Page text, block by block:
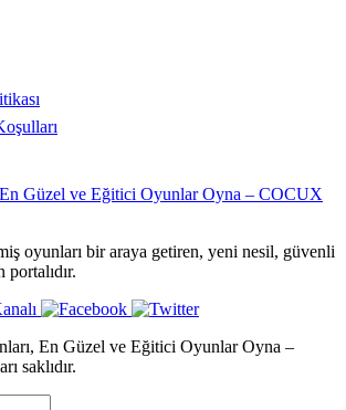
oyunları bir araya getiren, yeni nesil, güvenli
En Güzel ve Eğitici Oyunlar Oyna –
saklıdır.